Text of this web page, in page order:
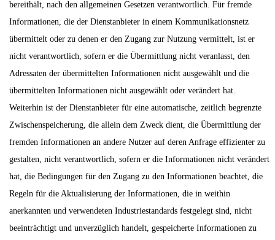
bereithält, nach den allgemeinen Gesetzen verantwortlich. Für fremde
Informationen, die der Dienstanbieter in einem Kommunikationsnetz
übermittelt oder zu denen er den Zugang zur Nutzung vermittelt, ist er
nicht verantwortlich, sofern er die Übermittlung nicht veranlasst, den
Adressaten der übermittelten Informationen nicht ausgewählt und die
übermittelten Informationen nicht ausgewählt oder verändert hat.
Weiterhin ist der Dienstanbieter für eine automatische, zeitlich begrenzte
Zwischenspeicherung, die allein dem Zweck dient, die Übermittlung der
fremden Informationen an andere Nutzer auf deren Anfrage effizienter zu
gestalten, nicht verantwortlich, sofern er die Informationen nicht verändert
hat, die Bedingungen für den Zugang zu den Informationen beachtet, die
Regeln für die Aktualisierung der Informationen, die in weithin
anerkannten und verwendeten Industriestandards festgelegt sind, nicht
beeinträchtigt und unverzüglich handelt, gespeicherte Informationen zu